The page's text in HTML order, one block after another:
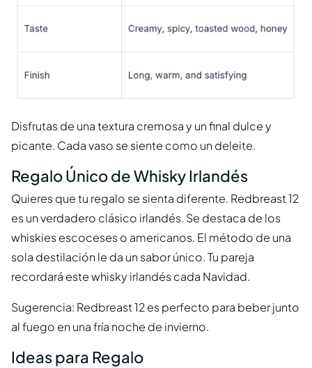
Disfrutas de una textura cremosa y un final dulce y
picante. Cada vaso se siente como un deleite.
Regalo Único de Whisky Irlandés
Quieres que tu regalo se sienta diferente. Redbreast 12
es un verdadero clásico irlandés. Se destaca de los
whiskies escoceses o americanos. El método de una
sola destilación le da un sabor único. Tu pareja
recordará este whisky irlandés cada Navidad.
Sugerencia: Redbreast 12 es perfecto para beber junto
al fuego en una fría noche de invierno.
Ideas para Regalo